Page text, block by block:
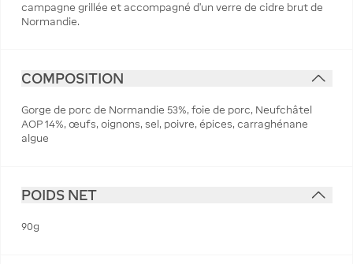
campagne grillée et accompagné d’un verre de cidre brut de
Normandie.
COMPOSITION
Gorge de porc de Normandie 53%, foie de porc, Neufchâtel
AOP 14%, œufs, oignons, sel, poivre, épices, carraghénane
algue
POIDS NET
90g